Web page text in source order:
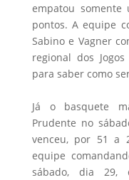
empatou
pontos. A equipe
Sabino e Vagner
regional dos
para saber como
Já o basquete
Prudente no
venceu, por 51 a
equipe
sábado, dia 29,